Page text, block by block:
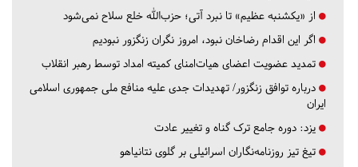
از «یکشنبه عظیم» تا نبرد آتی؛ حزب‌الله خلع سلاح نمی‌شود
اگر این اقدام رضاخان نبود، امروز نگران زنگزور نبودیم
تمدید عضویت اعضای هیات‌امنای کمیته امداد توسط رهبر انقلاب
درباره توافق زنگزور/ تهدیدات جدی علیه منافع ملی جمهوری اسلامی
ایران
یزد: دوره جامع ترک گناه و تغییر عادت
تیغ تیز روزنامه‌نگاران اسرائیلی بر گلوی نتانیاهو